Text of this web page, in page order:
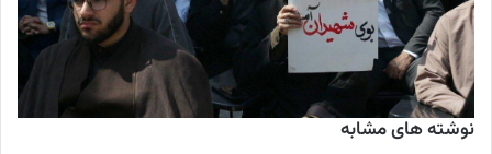
نوشته های مشابه